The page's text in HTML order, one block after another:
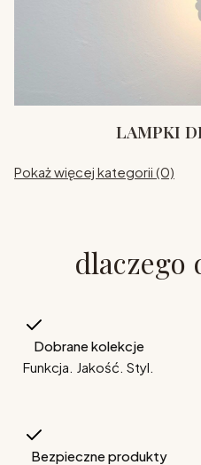
LAMPKI
Pokaż więcej kategorii (0)
dlaczego
Dobrane kolekcje
Funkcja. Jakość. Styl.
Bezpieczne produkty